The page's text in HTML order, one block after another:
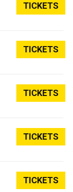
TICKETS
TICKETS
TICKETS
TICKETS
TICKETS